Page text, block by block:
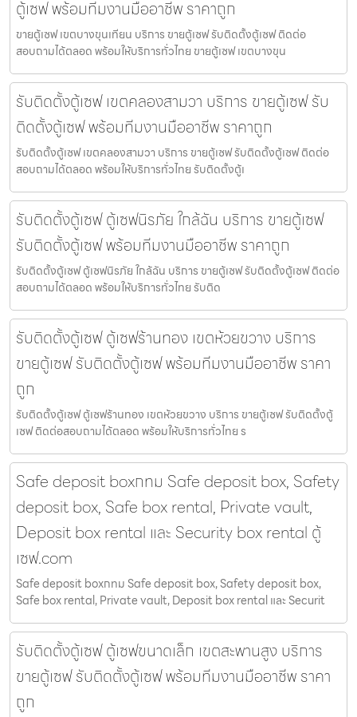
ตู้เซฟ พร้อมทีมงานมืออาชีพ ราคาถูก
ขายตู้เซฟ เขตบางขุนเทียน บริการ ขายตู้เซฟ รับติดตั้งตู้เซฟ ติดต่อ
สอบถามได้ตลอด พร้อมให้บริการทั่วไทย ขายตู้เซฟ เขตบางขุน
รับติดตั้งตู้เซฟ เขตคลองสามวา บริการ ขายตู้เซฟ รับ
ติดตั้งตู้เซฟ พร้อมทีมงานมืออาชีพ ราคาถูก
รับติดตั้งตู้เซฟ เขตคลองสามวา บริการ ขายตู้เซฟ รับติดตั้งตู้เซฟ ติดต่อ
สอบถามได้ตลอด พร้อมให้บริการทั่วไทย รับติดตั้งตู้เ
รับติดตั้งตู้เซฟ ตู้เซฟนิรภัย ใกล้ฉัน บริการ ขายตู้เซฟ
รับติดตั้งตู้เซฟ พร้อมทีมงานมืออาชีพ ราคาถูก
รับติดตั้งตู้เซฟ ตู้เซฟนิรภัย ใกล้ฉัน บริการ ขายตู้เซฟ รับติดตั้งตู้เซฟ ติดต่อ
สอบถามได้ตลอด พร้อมให้บริการทั่วไทย รับติด
รับติดตั้งตู้เซฟ ตู้เซฟร้านทอง เขตห้วยขวาง บริการ
ขายตู้เซฟ รับติดตั้งตู้เซฟ พร้อมทีมงานมืออาชีพ ราคา
ถูก
รับติดตั้งตู้เซฟ ตู้เซฟร้านทอง เขตห้วยขวาง บริการ ขายตู้เซฟ รับติดตั้งตู้
เซฟ ติดต่อสอบถามได้ตลอด พร้อมให้บริการทั่วไทย ร
Safe deposit boxกทม Safe deposit box, Safety
deposit box, Safe box rental, Private vault,
Deposit box rental และ Security box rental ตู้
เซฟ.com
Safe deposit boxกทม Safe deposit box, Safety deposit box,
Safe box rental, Private vault, Deposit box rental และ Securit
รับติดตั้งตู้เซฟ ตู้เซฟขนาดเล็ก เขตสะพานสูง บริการ
ขายตู้เซฟ รับติดตั้งตู้เซฟ พร้อมทีมงานมืออาชีพ ราคา
ถูก